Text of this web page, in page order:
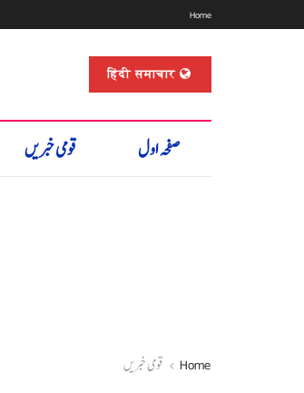
Home
हिंदी समाचार
صفحہ اول قومی خبریں
Home قومی خبریں